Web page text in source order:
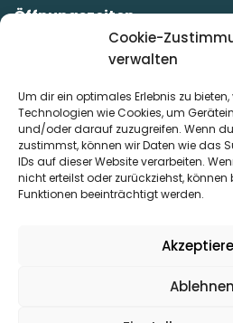
Cookie-
verwalten
Um dir ein optimales Erlebnis zu
Technologien wie Cookies, um
und/oder darauf zuzugreifen. Wenn
zustimmst, können wir Daten wie das
IDs auf dieser Website verarbeiten.
nicht erteilst oder zurückziehst,
Funktionen beeinträchtigt werden.
Ablehnen
Öffnungszeiten
Unsere Mitarbeiter/innen
beratend zur Seite!
Dienstag:07:00 – 12:00 Uhr & von
Mittwoch:07:00 – 12:00 Uhr
Donnerstag:07:00 – 12:00 Uhr &
Freitag:07:00 – 12.00 Uhr
Kontakt
Telefon: + 49 5571 – 8088 200